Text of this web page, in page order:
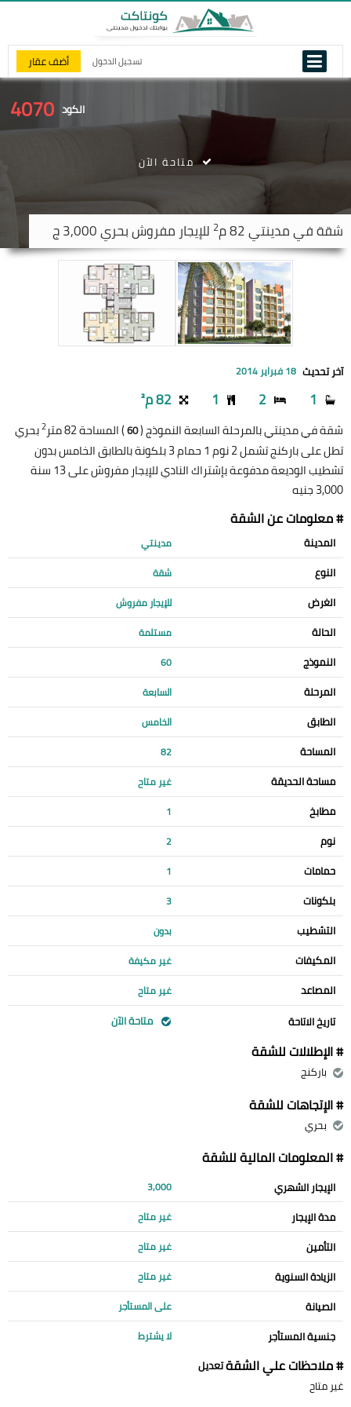
تسجيل الدخول أضف عقار
الكود 4070
شقة فيمدينتي 2 للإيجار مفروش بحري 3,000 ج
متاحة الآن
آخر تحديث 18 فبراير 2014
1
2
1 82 م²
شقة في مدينتي بالمرحلة السابعة النموذج (60) المساحة 82 متر 2بحري
تطل على باركنج تشمل 2 نوم 1 حمام 3 بلكونة بالطابق الخامس بدون
تشطيب الوديعة مدفوعة بإشتراك النادي للإيجار مفروش على 13 سنة
3,000 جنيه
# معلومات عن الشقة
المدينة مدينتي
النوع شقة
الغرض للإيجار مفروش
الحالة مستلمة
النموذج 60
المرحلة السابعة
الطابق الخامس
المساحة 82
مساحة الحديقة غير متاح
مطابخ 1
نوم 2
حمامات 1
بلكونات 3
التشطيب بدون
المكيفات غير مكيفة
المصاعد غير متاح
تاريخ الاتاحة متاحة الآن
# الإطلالات للشقة
باركنج
# الإتجاهات للشقة
بحري
# المعلومات المالية للشقة
الإيجار الشهري 3,000
مدة الإيجار غير متاح
التأمين غير متاح
الزيادة السنوية غير متاح
الصيانة على المستأجر
جنسية المستأجر لا يشترط
# ملاحظات علي الشقةتعديل
غير متاح